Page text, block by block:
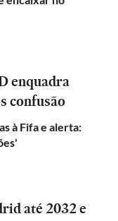
enquadra
confusão
à Fifa e alerta:
até 2032 e